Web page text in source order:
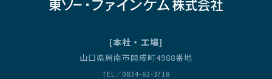
[本社・工場]
山口県周南市開成町4988番地
TEL／0834-62-3718